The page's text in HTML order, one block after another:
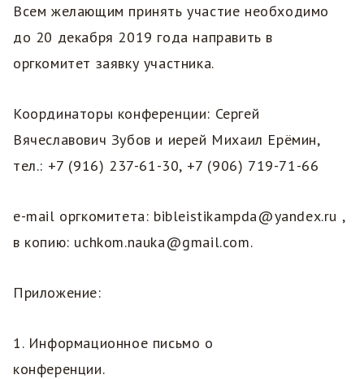
Всем желающим принять участие необходимо
до 20 декабря 2019 года направить в
оргкомитет заявку участника.
Координаторы конференции: Сергей
Вячеславович Зубов и иерей Михаил Ерёмин,
тел.: +7 (916) 237-61-30, +7 (906) 719-71-66
е-mail оргкомитета: bibleistikampda@yandex.ru ,
в копию: uchkom.nauka@gmail.com.
Приложение:
1. Информационное письмо о
конференции.